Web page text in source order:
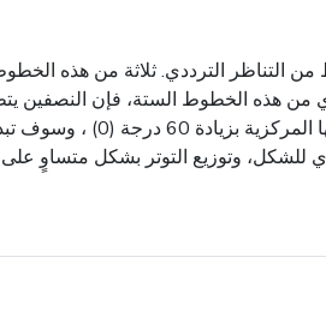
التناظر الترددي. ثلاثة من هذه
هذه الخطوط الستة، فإن النصفين
السادس. وهذا يعني
وتوزيع التوتر بشكل متساوٍ على